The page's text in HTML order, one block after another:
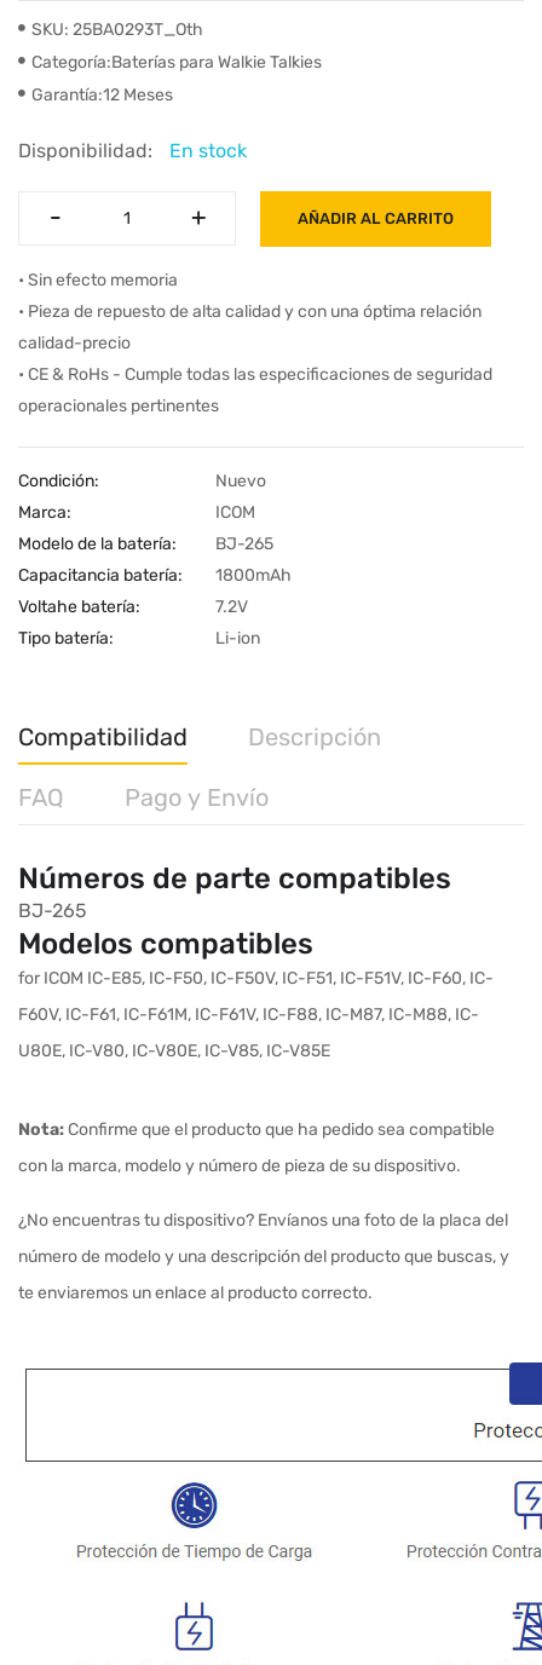
SKU: 25BA0293T_Oth
Categoría:Baterías para Walkie Talkies
Garantía:12 Meses
Disponibilidad: En stock
- +
- + AÑADIR AL CARRITO
• Sin efecto memoria
• Pieza de repuesto de alta calidad y con una óptima relación
calidad-precio
• CE & RoHs - Cumple todas las especificaciones de seguridad
operacionales pertinentes
Condición:
Nuevo
Marca:
ICOM
Modelo de la batería:
BJ-265
Capacitancia batería:
1800mAh
Voltahe batería:
7.2V
Tipo batería:
Li-ion
Compatibilidad Descripción
FAQ Pago y Envío
Números de parte compatibles
BJ-265
Modelos compatibles
for ICOM IC-E85, IC-F50, IC-F50V, IC-F51, IC-F51V, IC-F60, IC-
F60V, IC-F61, IC-F61M, IC-F61V, IC-F88, IC-M87, IC-M88, IC-
U80E, IC-V80, IC-V80E, IC-V85, IC-V85E
Nota:Confirme que el producto que ha pedido sea compatible
con la marca, modelo y número de pieza de su dispositivo.
¿No encuentras tu dispositivo? Envíanos una foto de la placa del
número de modelo y una descripción del producto que buscas, y
te enviaremos un enlace al producto correcto.